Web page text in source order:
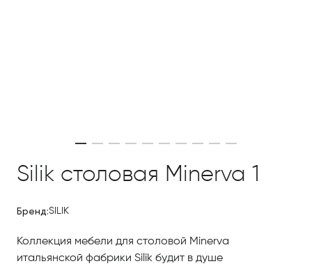
Silik столовая Minerva 1
Бренд:SILIK
Коллекция мебели для столовой Minerva
итальянской фабрики Silik будит в душе